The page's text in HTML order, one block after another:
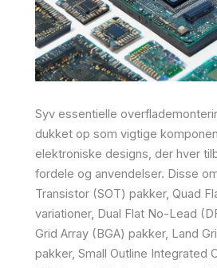
Syv essentielle
dukket op som vigtige
elektroniske designs, der hver
fordele og anvendelser. Disse
Transistor (SOT) pakker, Quad
variationer, Dual Flat No-Lead
Grid Array (BGA) pakker, Land
pakker, Small Outline Integrated